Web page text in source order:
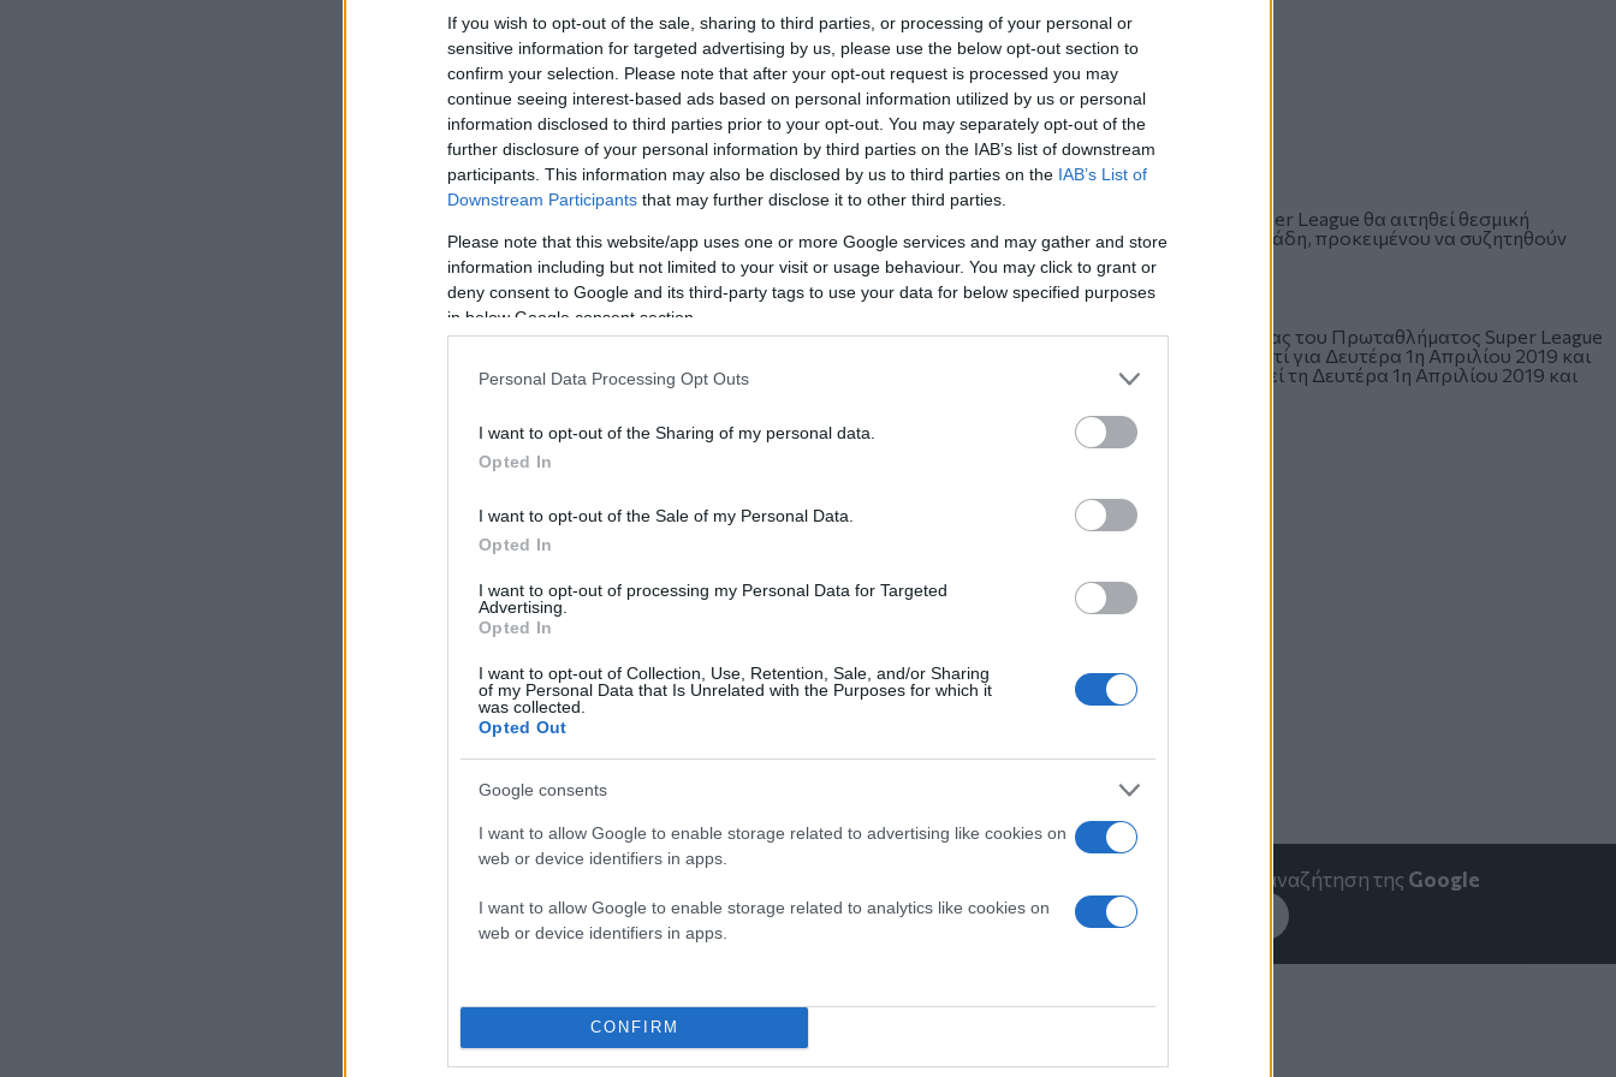
If you wish to opt-out of the sale, sharing to third parties, or processing of your personal or
sensitive information for targeted advertising by us, please use the below opt-out section to
confirm your selection. Please note that after your opt-out request is processed you may
continue seeing interest-based ads based on personal information utilized by us or personal
information disclosed to third parties prior to your opt-out. You may separately opt-out of the
further disclosure of your personal information by third parties on the IAB’s list of downstream
participants. This information may also be disclosed by us to third parties on the IAB’s List of
Downstream Participants that may further disclose it to other third parties.
Please note that this website/app uses one or more Google services and may gather and store
information including but not limited to your visit or usage behaviour. You may click to grant or
deny consent to Google and its third-party tags to use your data for below specified purposes
in below Google consent section.
Personal Data Processing Opt Outs
I want to opt-out of the Sharing of my personal data.
Opted In
I want to opt-out of the Sale of my Personal Data.
Opted In
I want to opt-out of processing my Personal Data for Targeted
Advertising.
Opted In
I want to opt-out of Collection, Use, Retention, Sale, and/or Sharing
of my Personal Data that Is Unrelated with the Purposes for which it
was collected.
Opted Out
Google consents
I want to allow Google to enable storage related to advertising like cookies on
web or device identifiers in apps.
I want to allow Google to enable storage related to analytics like cookies on
web or device identifiers in apps.
CONFIRM
2. Επιτροπή αποτελούμενη από εκπροσώπους των ΠΑΕ-Μελών της Super League θα αιτηθεί θεσμική
συνάντηση με τον Υφυπουργό Πολιτισμού και Αθλητισμού κ. Γ. Bασιλειάδη, προκειμένου να συζητηθούν
ζητήματα που άπτονται του επαγγελματικού ποδοσφαίρου.
3. Ο αγώνας Λαμία-Πανιώνιος, στο πλαίσιο της 26ης αγωνιστικής ημέρας του Πρωταθλήματος Super League
Σουρωτή, θα διεξαχθεί το Σάββατο 30 Μαρτίου 2019 και ώρα 19:00 (αντί για Δευτέρα 1η Απριλίου 2019 και
ώρα 19:00) και ο αγώνας Απόλλων Σμύρνης-Παναθηναϊκός θα διεξαχθεί τη Δευτέρα 1η Απριλίου 2019 και
ώρα 19:00 (αντί για Σάββατο 30 Μαρτίου και ώρα 19:00).
στην αναζήτηση της Google
Πρόσθεσέ το στην